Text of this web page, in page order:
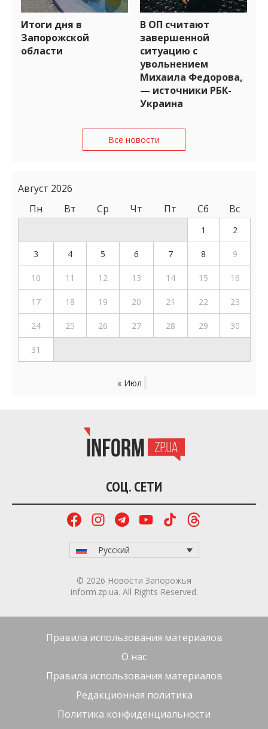
Итоги дня в
Запорожской
области
В ОП считают
завершенной
ситуацию с
увольнением
Михаила Федорова,
— источники РБК-
Украина
Все новости
Август 2026
Пн
Вт Ср Чт Пт Сб Вс
1 2
3 4 5 6 7 8 9
10 11 12 13 14 15 16
17 18 19 20 21 22 23
24 25 26 27 28 29 30
31
« Июл
СОЦ. СЕТИ
Русский
© 2026 Новости Запорожья
inform.zp.ua. All Rights Reserved.
Правила использования материалов
О нас
Правила использования материалов
Редакционная политика
Политика конфиденциальности